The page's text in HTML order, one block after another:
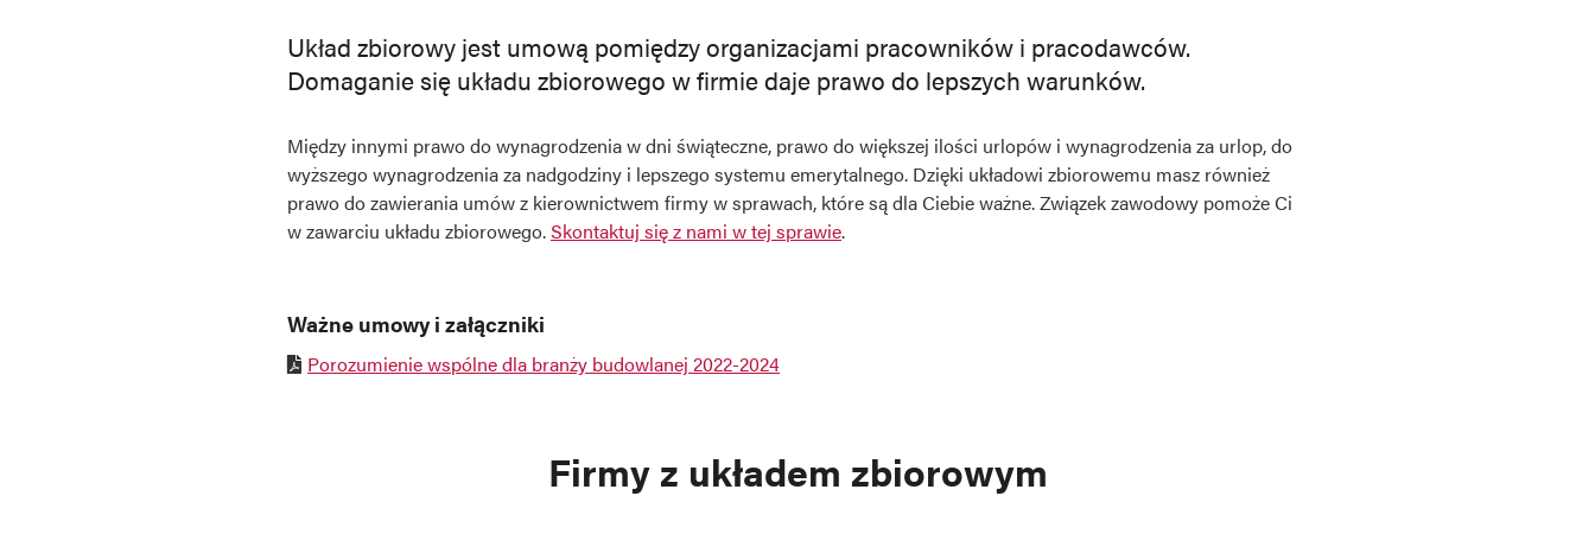
Układ zbiorowy jest umową pomiędzy organizacjami pracowników i pracodawców.
Domaganie się układu zbiorowego w firmie daje prawo do lepszych warunków.
Między innymi prawo do wynagrodzenia w dni świąteczne, prawo do większej ilości urlopów i wynagrodzenia za urlop, do
wyższego wynagrodzenia za nadgodziny i lepszego systemu emerytalnego. Dzięki układowi zbiorowemu masz również
prawo do zawierania umów z kierownictwem firmy w sprawach, które są dla Ciebie ważne. Związek zawodowy pomoże Ci
w zawarciu układu zbiorowego.Skontaktuj się z nami w tej sprawie.
Ważne umowy i załączniki
 Porozumienie wspólne dla branży budowlanej 2022-2024
Firmy z układem zbiorowym